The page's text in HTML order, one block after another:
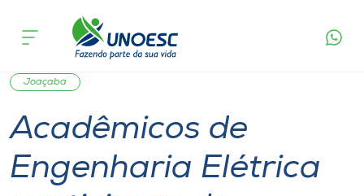
Cursos
Onde estamos
Pesquisa
Atendimento ao Estudante
acontece
Joaçaba
Acadêmicos de
Engenharia Elétrica